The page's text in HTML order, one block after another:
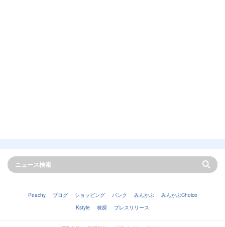
Peachy ブログ ショッピング バンク みんかぶ
みんかぶChoice
Kstyle
株探 プレスリリース